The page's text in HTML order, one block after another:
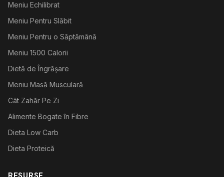
Meniu Echilibrat
Meniu Pentru Slăbit
Meniu Pentru o Săptămână
Meniu 1500 Calorii
Dietă de Îngrășare
Meniu Masă Musculară
Cât Zahăr Pe Zi
Alimente Bogate în Fibre
Dieta Low Carb
Dieta Proteică
RESURSE